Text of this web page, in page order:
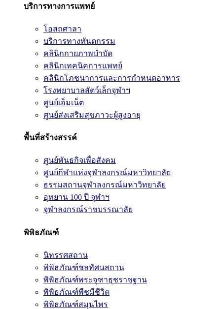
บริการทางการแพทย์
โอสถศาลา
บริการทางทันตกรรม
คลินิกกายภาพบำบัด
คลินิกเทคนิคการแพทย์
คลินิกโภชนาการและการกำหนดอาหาร
โรงพยาบาลสัตว์เล็กจุฬาฯ
ศูนย์เอ็มเน็ต
ศูนย์ส่งเสริมสุขภาวะผู้สูงอายุ
พื้นที่สร้างสรรค์
ศูนย์พันธกิจเพื่อสังคม
ศูนย์กีฬาแห่งจุฬาลงกรณ์มหาวิทยาลัย
ธรรมสถานจุฬาลงกรณ์มหาวิทยาลัย
อุทยาน 100 ปี จุฬาฯ
จุฬาลงกรณ์ราชบรรณาลัย
พิพิธภัณฑ์
นิทรรศสถาน
พิพิธภัณฑ์ชลทัศนสถาน
พิพิธภัณฑ์พระจุฑาธุชราชฐาน
พิพิธภัณฑ์พืชมีชีวิต
พิพิธภัณฑ์สมุนไพร